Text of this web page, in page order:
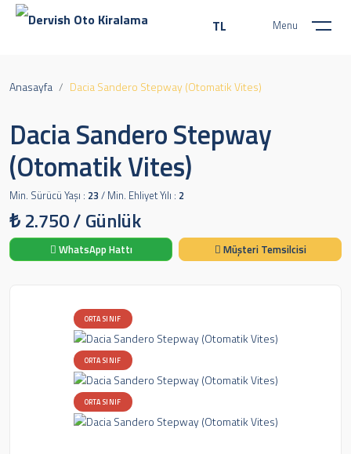
Menu
TL
Hakkımızda
Sıkça Sorulan Sorular
Araç Listesi
Haberler
İletişim
Konya YHT Tren Garı Tarihi
Ana Sitemiz
Pzt - Cumartesi 08:30 - 20:30
Anasayfa Dacia Sandero Stepway (Otomatik Vites)
Dacia Sandero Stepway
(Otomatik Vites)
Min. Sürücü Yaşı : 23 / Min. Ehliyet Yılı : 2
₺2.750/ Günlük
WhatsApp Hattı Müşteri Temsilcisi
ORTA SINIF
ORTA SINIF
ORTA SINIF